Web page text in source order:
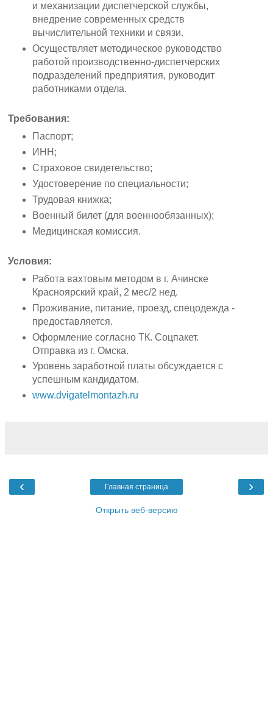
и механизации диспетчерской службы,
внедрение современных средств
вычислительной техники и связи.
Осуществляет методическое руководство
работой производственно-диспетчерских
подразделений предприятия, руководит
работниками отдела.
Требования:
Паспорт;
ИНН;
Страховое свидетельство;
Удостоверение по специальности;
Трудовая книжка;
Военный билет (для военнообязанных);
Медицинская комиссия.
Условия:
Работа вахтовым методом в г. Ачинске
Красноярский край, 2 мес/2 нед.
Проживание, питание, проезд, спецодежда -
предоставляется.
Оформление согласно ТК. Соцпакет.
Отправка из г. Омска.
Уровень заработной платы обсуждается с
успешным кандидатом.
www.dvigatelmontazh.ru
‹ ›
Главная страница
Открыть веб-версию